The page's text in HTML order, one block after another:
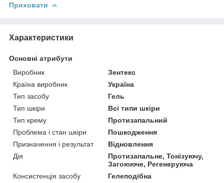
Приховати
Характеристики
Основні атрибути
Виробник
Зентекс
Країна виробник
Україна
Тип засобу
Гель
Тип шкіри
Всі типи шкіри
Тип крему
Протизапальний
Проблема і стан шкіри
Пошкодження
Призначення і результат
Відновлення
Дія
Протизапальне, Тонізуючу,
Загоююче, Регенеруюча
Консистенція засобу
Гелеподібна